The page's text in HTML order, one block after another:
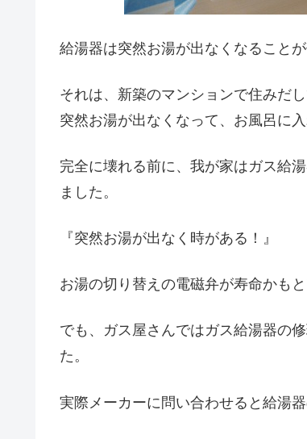
給湯器は突然お湯が出なくなること
それは、新築のマンションで住みだ
突然お湯が出なくなって、お風呂に
完全に壊れる前に、我が家はガス給
ました。
『突然お湯が出なく時がある！』
お湯の切り替えの電磁弁が寿命かもと
でも、ガス屋さんではガス給湯器の
た。
実際メーカーに問い合わせると給湯